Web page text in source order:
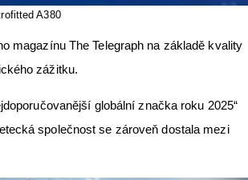
A380
magazínu The Telegraph na základě kvality
zážitku.
globální značka roku 2025“
společnost se zároveň dostala mezi